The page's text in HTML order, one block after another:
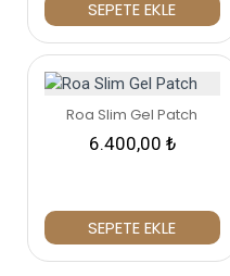
SEPETE EKLE
Roa Slim Gel Patch
6.400,00 ₺
SEPETE EKLE